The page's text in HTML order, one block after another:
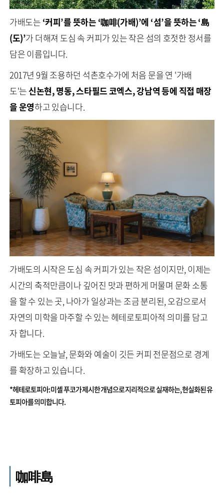
가배도는 ‘커피’를 뜻하는 ‘咖啡(가배)’에 ‘섬’을 뜻하는 ‘島
(도)’가 더해져 도심 속 커피가 있는 작은 섬의 호젓한 정서를
담은 이름입니다.
2017년 9월 조용하던 석촌호수가에 처음 문을 연 '가배
도'는신논현, 명동, 스타필드 코엑스, 강남역 등에 직접 매장
을 운영하고 있습니다.
가배도의 시작은 도심 속 커피가 있는 작은 섬이지만, 이제는
시간의 축적만큼이나 깊어진 맛과 편하게 머물며 문화 소통
을 할 수 있는 곳, 나아가 일상과는 조금 분리된, 오감으로서
자연의 미학을 마주할 수 있는 헤테로토피아적 의미를 담고
자 합니다.
가배도는 오늘날, 문화와 예술이 깃든 커피 전문점으로 경계
를 확장하고 있습니다.
*헤테로토피아: 미셸 푸코가 제시한 개념으로 지리적으로 실재하는, 현실화된 유
토피아를 의미합니다.
咖啡島